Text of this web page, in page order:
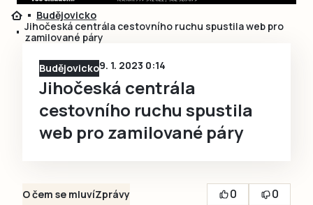
Přihlásit se přes Facebook
Ještě nemám účet, chci se
Budějovicko
Jihočeská centrála cestovního ruchu spustila web pro
zamilované páry
Budějovicko9. 1. 2023 0:14
Jihočeská centrála
cestovního ruchu spustila
web pro zamilované páry
O čem se mluvíZprávy 0
0